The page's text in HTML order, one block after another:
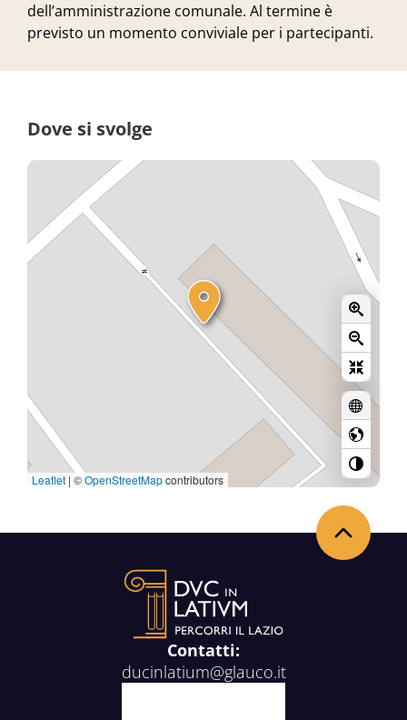
dell’amministrazione comunale. Al termine è
previsto un momento conviviale per i partecipanti.
Dove si svolge
Leaflet | ©OpenStreetMapcontributors
Contatti:
ducinlatium@glauco.it
Back to the top